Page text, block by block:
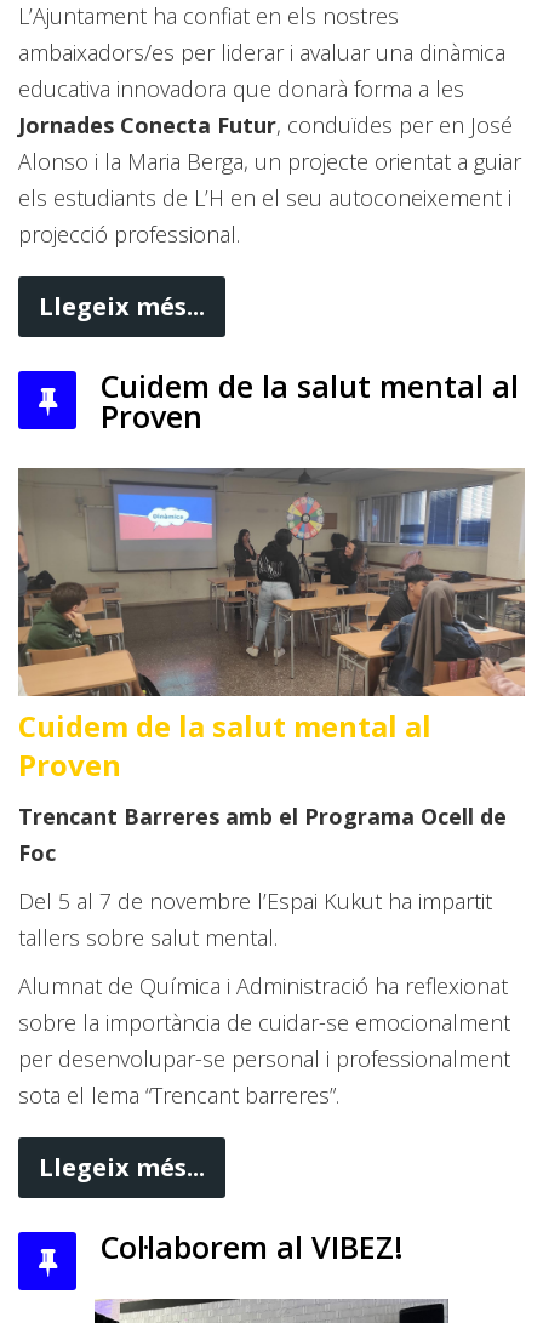
L’Ajuntament ha confiat en els nostres
ambaixadors/es per liderar i avaluar una dinàmica
educativa innovadora que donarà forma a les
Jornades Conecta Futur, conduïdes per en José
Alonso i la Maria Berga, un projecte orientat a guiar
els estudiants de L’H en el seu autoconeixement i
projecció professional.
Llegeix més...
Cuidem de la salut mental al
Proven
Cuidem de la salut mental al
Proven
Trencant Barreres amb el Programa Ocell de
Foc
Del 5 al 7 de novembre l’Espai Kukut ha impartit
tallers sobre salut mental.
Alumnat de Química i Administració ha reflexionat
sobre la importància de cuidar-se emocionalment
per desenvolupar-se personal i professionalment
sota el lema “Trencant barreres”.
Llegeix més...
Col·laborem al VIBEZ!